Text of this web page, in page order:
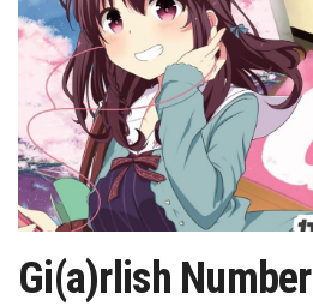
Gi(a)rlish Number